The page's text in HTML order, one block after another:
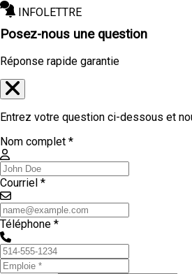
INFOLETTRE
Posez-nous une question
Réponse rapide garantie
Entrez votre question ci-dessous et
Nom complet *
Courriel *
Téléphone *